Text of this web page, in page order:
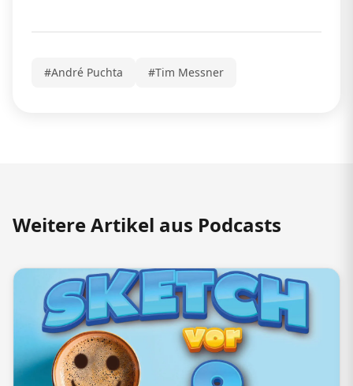
#André Puchta #Tim Messner
Weitere Artikel aus Podcasts